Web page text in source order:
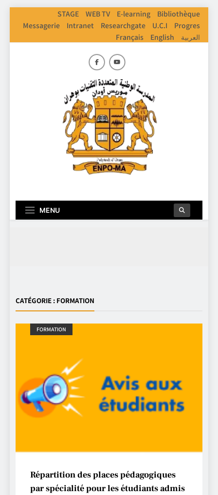
STAGE WEB TV E-learning
Bibliothèque
Messagerie
Intranet Researchgate U.C.I
Progres
Français
English العربية
MENU
CATÉGORIE : FORMATION
FORMATION
Répartition des places pédagogiques
par spécialité pour les étudiants admis